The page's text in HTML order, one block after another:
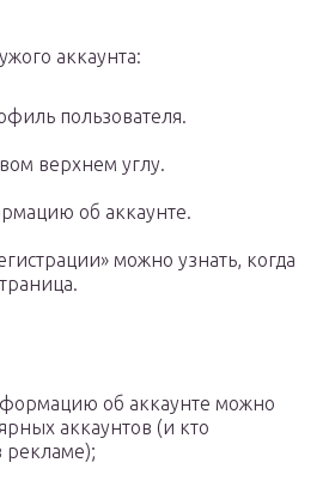
аккаунта:
пользователя.
верхнем углу.
об аккаунте.
можно узнать, когда
об аккаунте можно
аккаунтов (и кто
рекламе);